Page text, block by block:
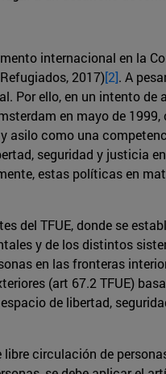
internacional en la
2017)[2]. A
Por ello, en un intento
en mayo de
como una
seguridad y justicia
estas políticas en
del TFUE, donde se
y de los distintos
en las fronteras
(art 67.2 TFUE)
de libertad,
circulación de